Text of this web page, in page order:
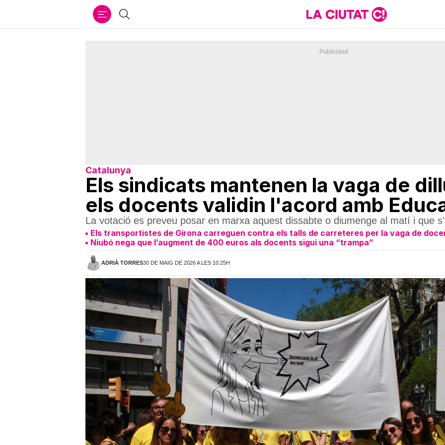
Cercar
Catalunya
Els sindicats mantenen la vaga de
els docents validin l'acord amb
La votació es preveu posar en marxa aquest dissabte o diumenge al matí i que
Els transportistes de Girona carreguen contra els talls de carreteres per la vaga de
Niubó nega que l’augment de 400 euros als docents sigui una “trampa”
ADRIÀ TORRES30 DE MAIG DE 2026 A LES 10:25H